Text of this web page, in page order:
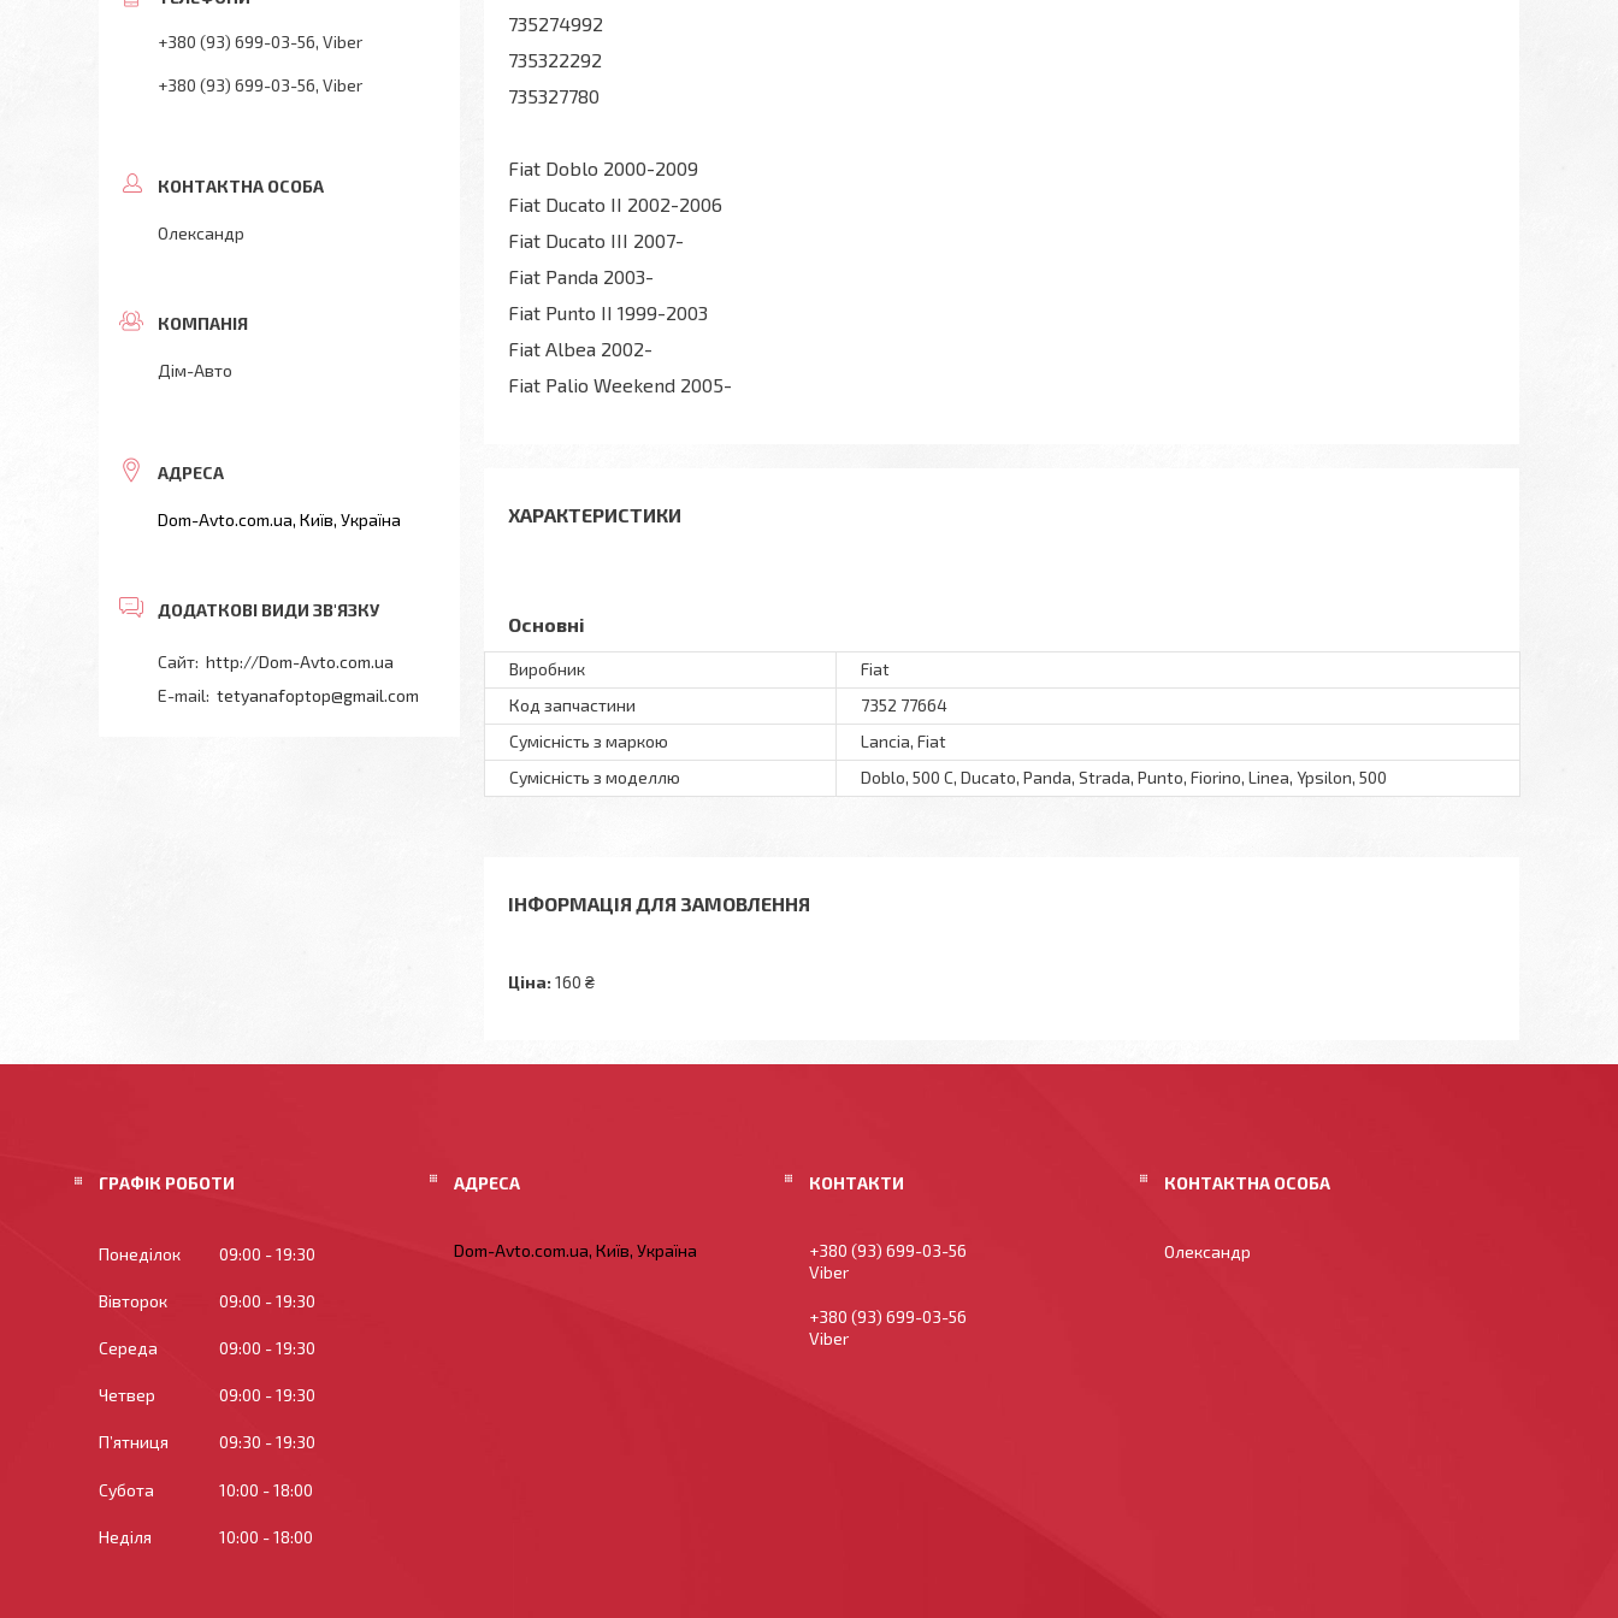
735274992
735322292
735327780
Fiat Doblo 2000-2009
Fiat Ducato II 2002-2006
Fiat Ducato III 2007-
Fiat Panda 2003-
Fiat Punto II 1999-2003
Fiat Albea 2002-
Fiat Palio Weekend 2005-
ХАРАКТЕРИСТИКИ
Основні
Виробник
Fiat
Код запчастини
7352 77664
Сумісність з маркою
Lancia, Fiat
Сумісність з моделлю
Doblo, 500 C, Ducato, Panda, Strada, Punto, Fiorino, Linea, Ypsilon, 500
ІНФОРМАЦІЯ ДЛЯ ЗАМОВЛЕННЯ
Ціна: 160 ₴
+380 (93) 699-03-56 Viber
+380 (93) 699-03-56 Viber
Олександр
Дім-Авто
Dom-Avto.com.ua, Київ, Україна
http://Dom-Avto.com.ua
tetyanafoptop@gmail.com
ГРАФІК РОБОТИ
Понеділок 09:00 19:30
Вівторок 09:00 19:30
Середа 09:00 19:30
Четвер 09:00 19:30
Пʼятниця 09:30 19:30
Субота 10:00 18:00
Неділя 10:00 18:00
Dom-Avto.com.ua, Київ, Україна
+380 (93) 699-03-56
Viber
+380 (93) 699-03-56
Viber
Олександр